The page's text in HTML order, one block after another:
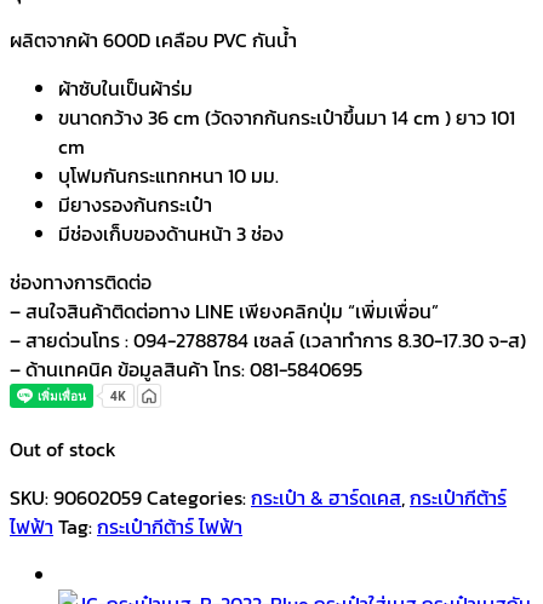
ผลิตจากผ้า 600D เคลือบ PVC กันน้ำ
ผ้าซับในเป็นผ้าร่ม
ขนาดกว้าง 36 cm (วัดจากก้นกระเป๋าขึ้นมา 14 cm ) ยาว 101
cm
บุโฟมกันกระแทกหนา 10 มม.
มียางรองก้นกระเป๋า
มีช่องเก็บของด้านหน้า 3 ช่อง
ช่องทางการติดต่อ
– สนใจสินค้าติดต่อทาง LINE เพียงคลิกปุ่ม “เพิ่มเพื่อน”
– สายด่วนโทร : 094-2788784 เซลล์ (เวลาทำการ 8.30-17.30 จ-ส)
– ด้านเทคนิค ข้อมูลสินค้า โทร: 081-5840695
Out of stock
SKU:90602059Categories:กระเป๋า & ฮาร์ดเคส,กระเป๋ากีต้าร์
ไฟฟ้า Tag:กระเป๋ากีต้าร์ ไฟฟ้า